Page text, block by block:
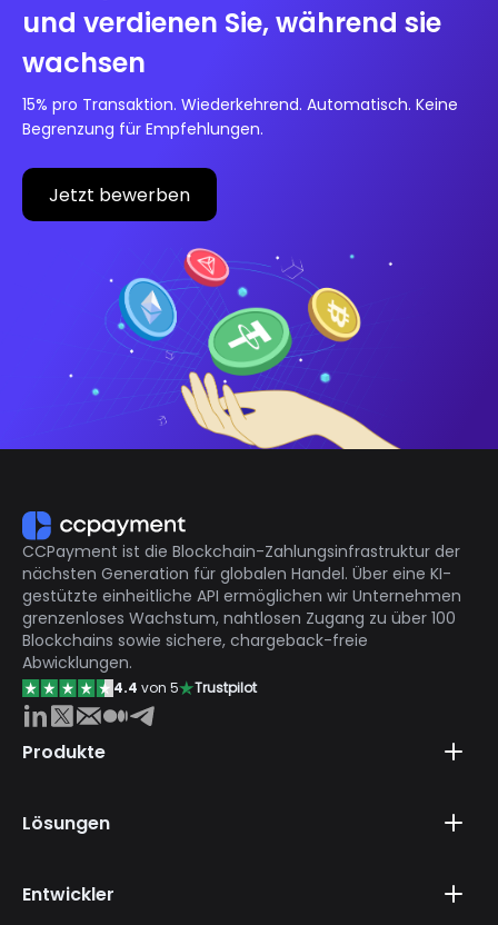
und verdienen Sie, während sie
wachsen
15% pro Transaktion. Wiederkehrend. Automatisch. Keine
Begrenzung für Empfehlungen.
Jetzt bewerben
CCPayment ist die Blockchain-Zahlungsinfrastruktur der
nächsten Generation für globalen Handel. Über eine KI-
gestützte einheitliche API ermöglichen wir Unternehmen
grenzenloses Wachstum, nahtlosen Zugang zu über 100
Blockchains sowie sichere, chargeback-freie
Abwicklungen.
4.4 von 5 Trustpilot
Produkte
Lösungen
Entwickler